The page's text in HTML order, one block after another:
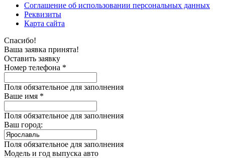
Соглашение об использовании персональных данных
Реквизиты
Карта сайта
Спасибо!
Ваша заявка принята!
Оставить заявку
Номер телефона *
Поля обязательное для заполнения
Ваше имя *
Поля обязательное для заполнения
Ваш город:
Поля обязательное для заполнения
Модель и год выпуска авто